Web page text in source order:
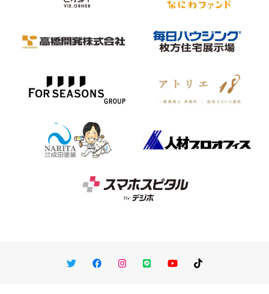
TwitterFacebookInstagram
LINE You TubeTikTok